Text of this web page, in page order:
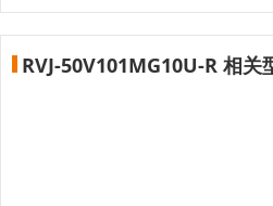
RVJ-50V101MG10U-R 相关